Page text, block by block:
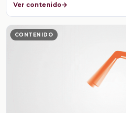
Ver contenido
CONTENIDO